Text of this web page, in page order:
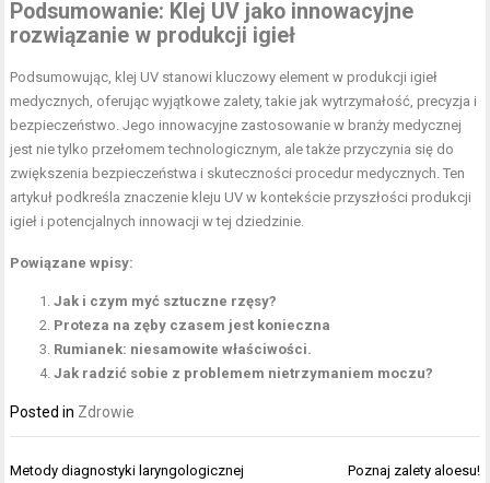
Podsumowanie: Klej UV jako innowacyjne
rozwiązanie w produkcji igieł
Podsumowując, klej UV stanowi kluczowy element w produkcji igieł
medycznych, oferując wyjątkowe zalety, takie jak wytrzymałość, precyzja i
bezpieczeństwo. Jego innowacyjne zastosowanie w branży medycznej
jest nie tylko przełomem technologicznym, ale także przyczynia się do
zwiększenia bezpieczeństwa i skuteczności procedur medycznych. Ten
artykuł podkreśla znaczenie kleju UV w kontekście przyszłości produkcji
igieł i potencjalnych innowacji w tej dziedzinie.
Powiązane wpisy:
Jak i czym myć sztuczne rzęsy?
Proteza na zęby czasem jest konieczna
Rumianek: niesamowite właściwości.
Jak radzić sobie z problemem nietrzymaniem moczu?
Posted in Zdrowie
Nawigacja
Metody diagnostyki laryngologicznej Poznaj zalety aloesu!